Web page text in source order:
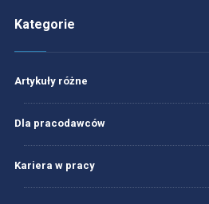
Kategorie
Artykuły różne
Dla pracodawców
Kariera w pracy